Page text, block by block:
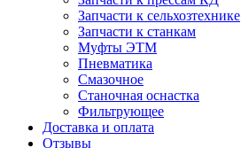
Запчасти к сельхозтехнике
Запчасти к станкам
Муфты ЭТМ
Пневматика
Смазочное
Станочная оснастка
Фильтрующее
Доставка и оплата
Отзывы